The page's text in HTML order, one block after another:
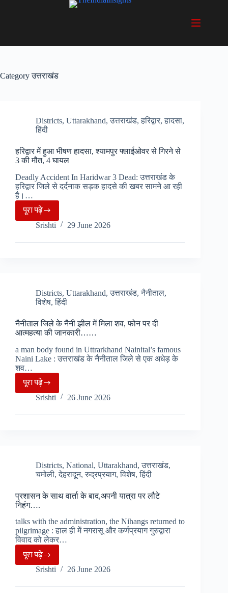
Categoryउत्तराखंड
Districts, Uttarakhand,उत्तराखंड,हरिद्वार,हादसा,
हिंदी
हरिद्वार में हुआ भीषण हादसा, श्यामपुर फ्लाईओवर से गिरने से
3 की मौत, 4 घायल
Deadly Accident In Haridwar 3 Dead: उत्तराखंड के
हरिद्वार जिले से दर्दनाक सड़क हादसे की खबर सामने आ रही
है।…
पूरा पढ़ेहरिद्वार
में
हुआ
फ्लाईओवर
से
गिरने
से
3
की
4
घायल
Srishti 29 June 2026
Districts, Uttarakhand,उत्तराखंड,नैनीताल,
विशेष,हिंदी
नैनीताल जिले के नैनी झील में मिला शव, फोन पर दी
आत्महत्या की जानकारी……
a man body found in Uttrarkhand Nainital’s famous
Naini Lake : उत्तराखंड के नैनीताल जिले से एक अधेड़ के
शव…
पूरा पढ़ेनैनीताल
जिले
के
मिला
शव,
फोन
पर
दी
आत्महत्या
की
जानकारी……
Srishti 26 June 2026
Districts, National, Uttarakhand,उत्तराखंड,
चमोली,देहरादून,रुद्रप्रयाग,विशेष,हिंदी
प्रशासन के साथ वार्ता के बाद,अपनी यात्रा पर लौटे
निहंग….
talks with the administration, the Nihangs returned to
pilgrimage : हाल ही में नगरासू और कर्णप्रयाग गुरुद्वारा
विवाद को लेकर…
पूरा पढ़ेप्रशासन
के
साथ
Srishti 26 June 2026